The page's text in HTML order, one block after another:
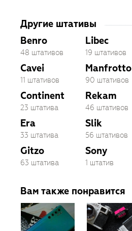
Другие штативы
Benro
48 штативов
Cavei
11 штативов
Continent
23 штатива
Era
33 штатива
Gitzo
63 штатива
Libec
19 штативов
Manfrotto
90 штативов
Rekam
46 штативов
Slik
56 штативов
Sony
1 штатив
Вам также понравится